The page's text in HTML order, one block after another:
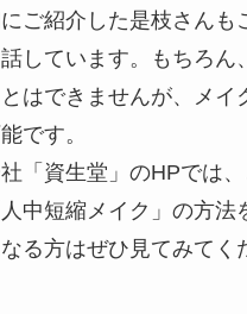
ご紹介した是枝さんも
しています。もちろん
はできませんが、メイ
です。
「資生堂」のHPでは、
中短縮メイク」の方法
る方はぜひ見てみてく